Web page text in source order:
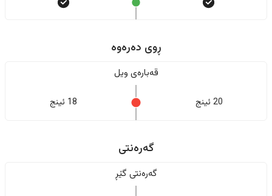
ڕوی دەرەوە
قەبارەی ویل
20 ئینج 18 ئینج
گەرەنتی
گەرەنتی گێڕ